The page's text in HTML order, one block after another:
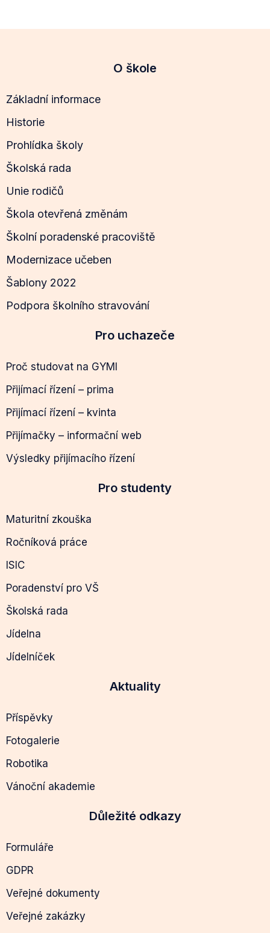
O škole
Základní informace
Historie
Prohlídka školy
Školská rada
Unie rodičů
Škola otevřená změnám
Školní poradenské pracoviště
Modernizace učeben
Šablony 2022
Podpora školního stravování
Pro uchazeče
Proč studovat na GYMI
Přijímací řízení – prima
Přijímací řízení – kvinta
Přijímačky – informační web
Výsledky přijímacího řízení
Pro studenty
Maturitní zkouška
Ročníková práce
ISIC
Poradenství pro VŠ
Školská rada
Jídelna
Jídelníček
Aktuality
Příspěvky
Fotogalerie
Robotika
Vánoční akademie
Důležité odkazy
Formuláře
GDPR
Veřejné dokumenty
Veřejné zakázky